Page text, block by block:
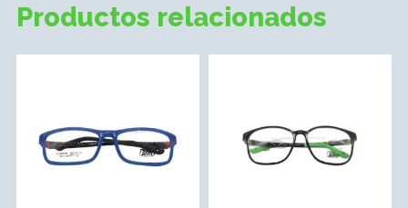
Productos relacionados